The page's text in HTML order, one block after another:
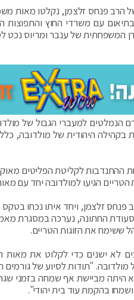
פנחס זלצמן, נקלטו מאות
עם משרדי החוץ והתפוצות
המשפחתית של ענבר ומריוס נכט
היהודית של מולדובה,
ההתנדבות לקליטת הפליטים
הטריים הגיעו למולדובה יחד עם
זלצמן, ויחד איתו נכחו בטקס
החתונה, נערכה במסגרת
ששימח את הזוגות הטריים.
לא ישנים כדי לקלוט את
"תודות לסיוע של
היתה מביישת אף שמחה בזמני
בהקמת עוד בית יהודי".